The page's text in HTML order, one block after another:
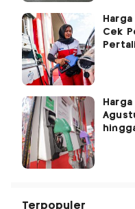
Cek
Terpopuler